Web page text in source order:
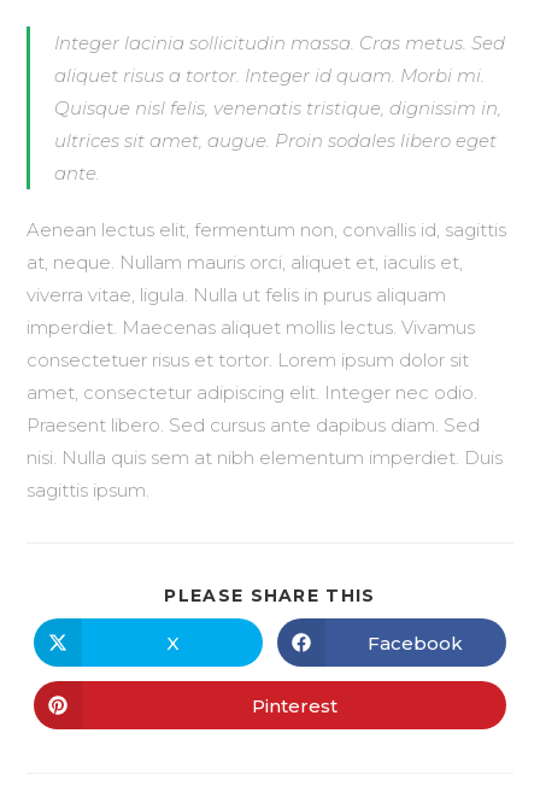
Integer lacinia sollicitudin massa. Cras metus. Sed
aliquet risus a tortor. Integer id quam. Morbi mi.
Quisque nisl felis, venenatis tristique, dignissim in,
ultrices sit amet, augue. Proin sodales libero eget
ante.
Aenean lectus elit, fermentum non, convallis id, sagittis
at, neque. Nullam mauris orci, aliquet et, iaculis et,
viverra vitae, ligula. Nulla ut felis in purus aliquam
imperdiet. Maecenas aliquet mollis lectus. Vivamus
consectetuer risus et tortor. Lorem ipsum dolor sit
amet, consectetur adipiscing elit. Integer nec odio.
Praesent libero. Sed cursus ante dapibus diam. Sed
nisi. Nulla quis sem at nibh elementum imperdiet. Duis
sagittis ipsum.
PLEASE SHARE THIS
X Facebook
Pinterest